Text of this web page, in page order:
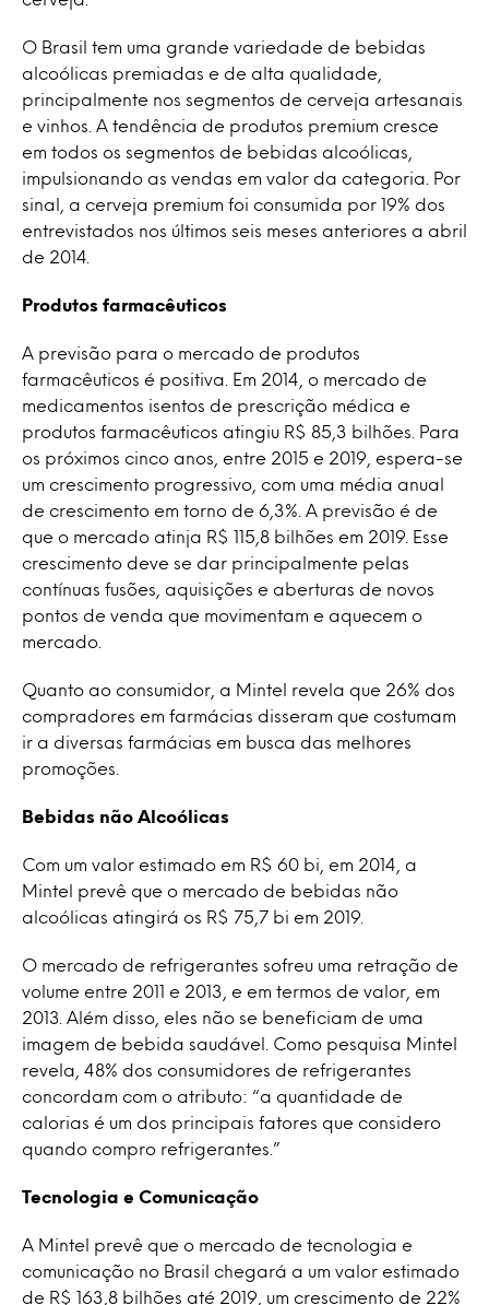
O Brasil tem uma grande variedade de bebidas
alcoólicas premiadas e de alta qualidade,
principalmente nos segmentos de cerveja artesanais
e vinhos. A tendência de produtos premium cresce
em todos os segmentos de bebidas alcoólicas,
impulsionando as vendas em valor da categoria. Por
sinal, a cerveja premium foi consumida por 19% dos
entrevistados nos últimos seis meses anteriores a abril
de 2014.
Produtos farmacêuticos
A previsão para o mercado de produtos
farmacêuticos é positiva. Em 2014, o mercado de
medicamentos isentos de prescrição médica e
produtos farmacêuticos atingiu R$ 85,3 bilhões. Para
os próximos cinco anos, entre 2015 e 2019, espera-se
um crescimento progressivo, com uma média anual
de crescimento em torno de 6,3%. A previsão é de
que o mercado atinja R$ 115,8 bilhões em 2019. Esse
crescimento deve se dar principalmente pelas
contínuas fusões, aquisições e aberturas de novos
pontos de venda que movimentam e aquecem o
mercado.
Quanto ao consumidor, a Mintel revela que 26% dos
compradores em farmácias disseram que costumam
ir a diversas farmácias em busca das melhores
promoções.
Bebidas não Alcoólicas
Com um valor estimado em R$ 60 bi, em 2014, a
Mintel prevê que o mercado de bebidas não
alcoólicas atingirá os R$ 75,7 bi em 2019.
O mercado de refrigerantes sofreu uma retração de
volume entre 2011 e 2013, e em termos de valor, em
2013. Além disso, eles não se beneficiam de uma
imagem de bebida saudável. Como pesquisa Mintel
revela, 48% dos consumidores de refrigerantes
concordam com o atributo: “a quantidade de
calorias é um dos principais fatores que considero
quando compro refrigerantes.”
Tecnologia e Comunicação
A Mintel prevê que o mercado de tecnologia e
comunicação no Brasil chegará a um valor estimado
de R$ 163,8 bilhões até 2019, um crescimento de 22%